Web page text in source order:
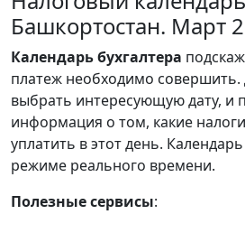
Башкортостан. Март
Календарьбухгалтера
платеж необходимо совершить.
выбрать интересующую дату, и
информация о том, какие
уплатить в этот день.
режиме реального времени.
Полезные сервисы: